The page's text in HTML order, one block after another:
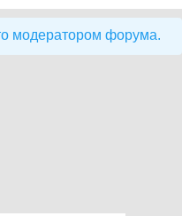
модератором форума.